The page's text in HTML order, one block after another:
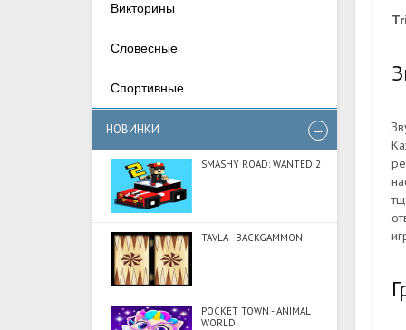
Викторины
Словесные
Спортивные
НОВИНКИ
SMASHY ROAD: WANTED 2
TAVLA - BACKGAMMON
POCKET TOWN - ANIMAL
WORLD